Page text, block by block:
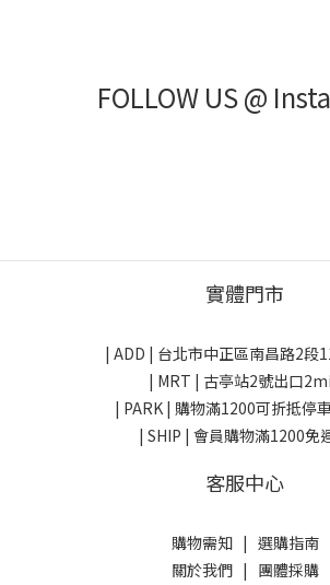
FOLLOW US @
實體門市
| ADD | 台北市中正區南昌路2段
| MRT | 古亭站2號出口
| PARK | 購物滿1200可折抵停
| SHIP | 會員購物滿1200免
客服中心
購物需知| 選購指南
關於我們| 團體採購